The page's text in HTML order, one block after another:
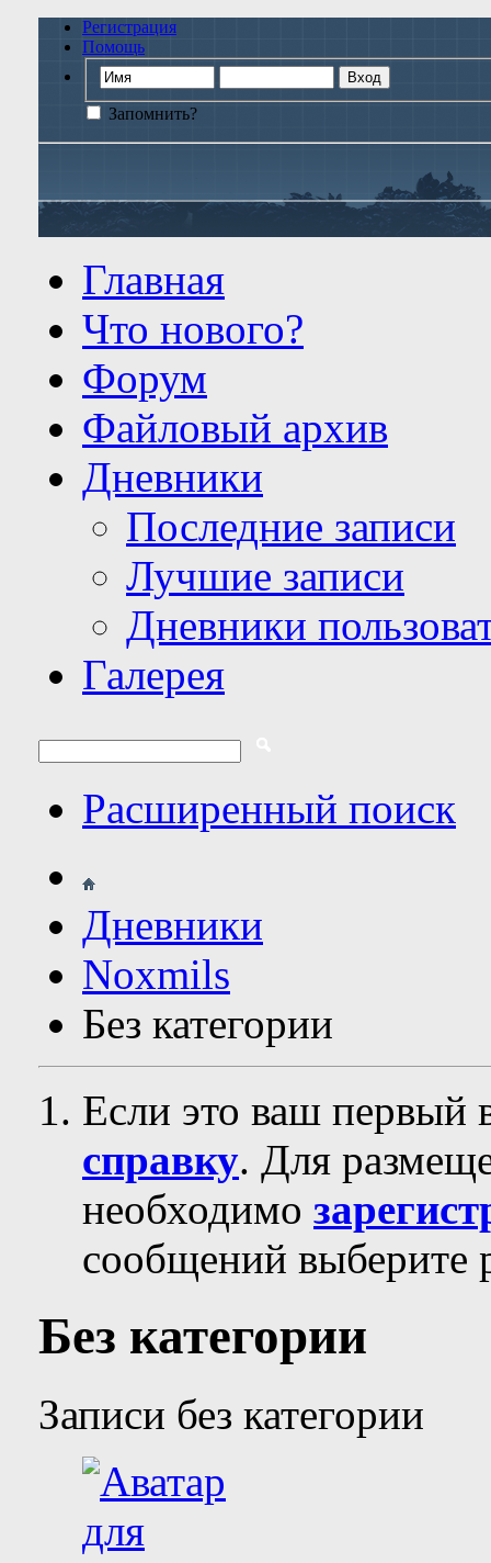
Регистрация
Помощь
Запомнить?
Главная
Что нового?
Форум
Файловый архив
Дневники
Последние записи
Лучшие записи
Дневники
Галерея
Расширенный поиск
Дневники
Noxmils
Без категории
Если это ваш первый
справку. Для
необходимо
сообщений выберите
Без категории
Записи без категории